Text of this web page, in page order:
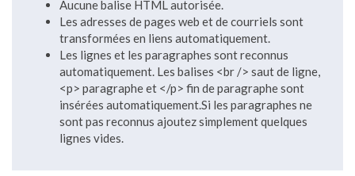
Aucune balise HTML autorisée.
Les adresses de pages web et de courriels sont
transformées en liens automatiquement.
Les lignes et les paragraphes sont reconnus
automatiquement. Les balises <br /> saut de ligne,
<p> paragraphe et </p> fin de paragraphe sont
insérées automatiquement.Si les paragraphes ne
sont pas reconnus ajoutez simplement quelques
lignes vides.